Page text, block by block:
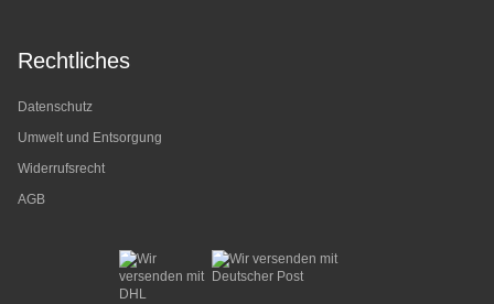
Rechtliches
Datenschutz
Umwelt und Entsorgung
Widerrufsrecht
AGB